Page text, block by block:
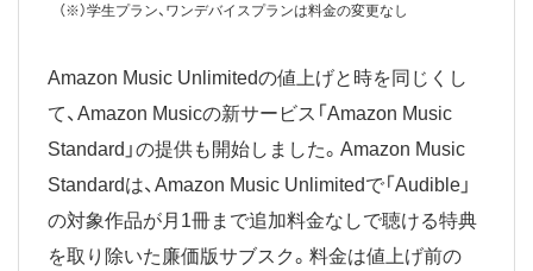
（※）学生プラン、ワンデバイスプランは料金の変更なし
Amazon Music Unlimitedの値上げと時を同じくし
て、Amazon Musicの新サービス「Amazon Music
Standard」の提供も開始しました。Amazon Music
Standardは、Amazon Music Unlimitedで「Audible」
の対象作品が月1冊まで追加料金なしで聴ける特典
を取り除いた廉価版サブスク。料金は値上げ前の